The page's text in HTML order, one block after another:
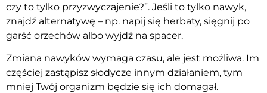
czy to tylko przyzwyczajenie?”. Jeśli to tylko nawyk,
znajdź alternatywę – np. napij się herbaty, sięgnij po
garść orzechów albo wyjdź na spacer.
Zmiana nawyków wymaga czasu, ale jest możliwa. Im
częściej zastąpisz słodycze innym działaniem, tym
mniej Twój organizm będzie się ich domagał.